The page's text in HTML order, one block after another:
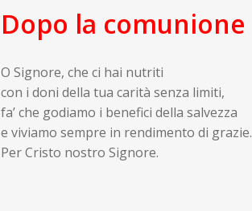
Dopo la comunione
O Signore, che ci hai nutriti
con i doni della tua carità senza limiti,
fa’ che godiamo i benefici della salvezza
e viviamo sempre in rendimento di grazie.
Per Cristo nostro Signore.